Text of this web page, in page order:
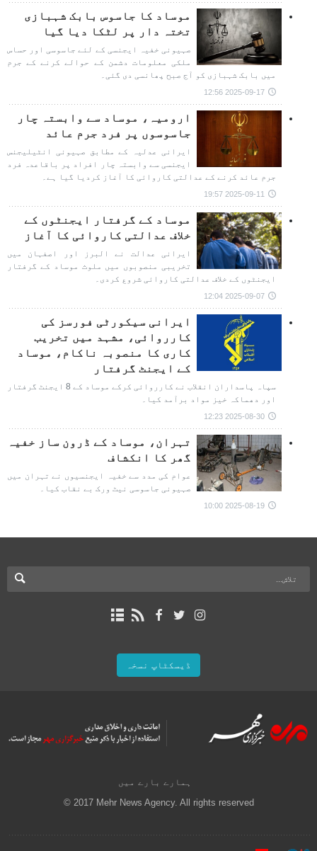
موساد کا جاسوس بابک شہبازی
تختہ دار پر لٹکا دیا گیا
صہیونی خفیہ ایجنسی کے لئے جاسوسی اور حساس
ملکی معلومات دشمن کے حوالے کرنے کے جرم
میں بابک شہبازی کو آج صبح پھانسی دی گئی۔
2025-09-17 12:56
ارومیہ، موساد سے وابستہ چار
جاسوسوں پر فرد جرم عائد
ایرانی عدلیہ کے مطابق صہیونی انٹیلیجنس
ایجنسی سے وابستہ چار افراد پر باقاعدہ فرد
جرم عائد کرنے کے عدالتی کاروائی کا آغاز کردیا گیا ہے۔
2025-09-11 19:57
موساد کے گرفتار ایجنٹوں کے
خلاف عدالتی کاروائی کا آغاز
ایرانی عدالت نے البرز اور اصفہان میں
تخریبی منصوبوں میں ملوث موساد کے گرفتار
ایجنٹوں کے خلاف عدالتی کاروائی شروع کردی۔
2025-09-07 12:04
ایرانی سیکورٹی فورسز کی
کارروائی، مشہد میں تخریب
کاری کا منصوبہ ناکام، موساد
کے ایجنٹ گرفتار
سپاہ پاسداران انقلاب نے کارروائی کرکے موساد کے 8 ایجنٹ گرفتار
اور دھماکہ خیز مواد برآمد کیا۔
2025-08-30 12:23
تہران، موساد کے ڈرون ساز خفیہ
گھر کا انکشاف
عوام کی مدد سے خفیہ ایجنسیوں نے تہران میں
صہیونی جاسوسی نیٹ ورک بے نقاب کیا۔
2025-08-19 10:00
ڈیسکٹاپ نسخہ
ہمارے بارے میں
© 2017 Mehr News Agency. All rights reserved